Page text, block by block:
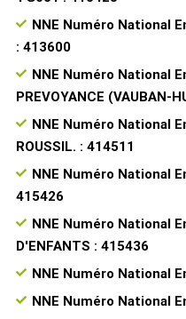
NNE Numéro National
: 413600
NNE Numéro National
PREVOYANCE (VAUBAN-
NNE Numéro National
ROUSSIL. : 414511
NNE Numéro National
415426
NNE Numéro National
D'ENFANTS : 415436
NNE Numéro National
NNE Numéro National